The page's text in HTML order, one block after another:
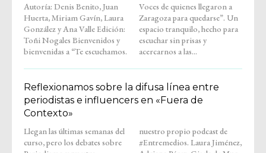
Autoría: Denis Benito, Juan
Huerta, Miriam Gavín, Laura
González y Ana Valle Edición:
Toñi Nogales Bienvenidos y
bienvenidas a “Te escuchamos.
Voces de quienes llegaron a
Zaragoza para quedarse”. Un
espacio tranquilo, hecho para
escuchar sin prisas y
acercarnos a las...
Reflexionamos sobre la difusa línea entre
periodistas e influencers en «Fuera de
Contexto»
Llegan las últimas semanas del
curso, pero los debates sobre
nuestro propio podcast de
#Entremedios. Laura Jiménez,